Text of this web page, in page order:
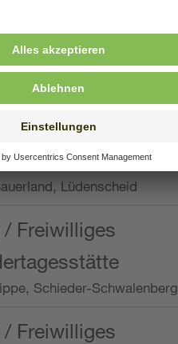
(min. 34 bis max. 38,5
Düsseldorf
Lüdenscheid
Freiwilliges
Schieder-Schwalenberg
Freiwilliges